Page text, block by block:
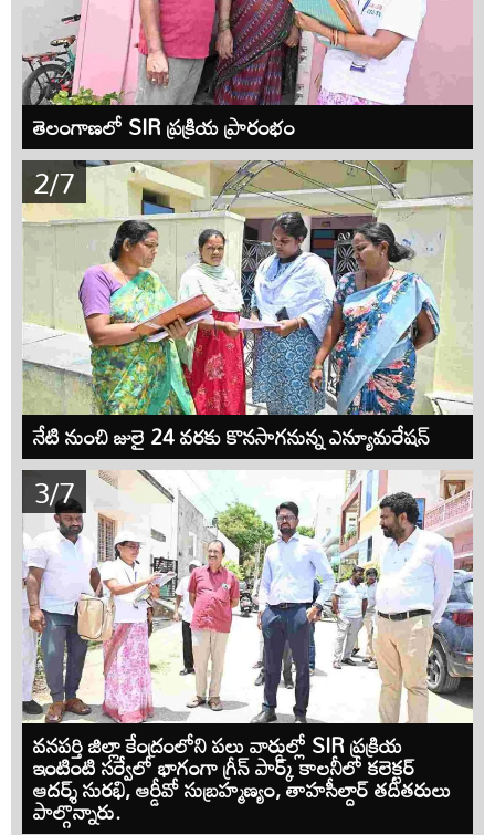
తెలంగాణలో SIR ప్రక్రియ ప్రారంభం
2/7
నేటి నుంచి జులై 24 వరకు కొనసాగనున్న ఎన్యూమరేషన్
3/7
వనపర్తి జిల్లా కేంద్రంలోని పలు వార్డుల్లో SIR ప్రక్రియ
ఇంటింటి సర్వేలో భాగంగా గ్రీన్ పార్క్ కాలనీలో కలెక్టర్
ఆదర్శ్ సురభి, ఆర్డీవో సుబ్రహ్మణ్యం, తాహసీల్దార్ తదితరులు
పాల్గొన్నారు.